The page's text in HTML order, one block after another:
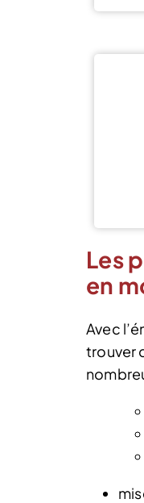
Les
en
Avec
trouver